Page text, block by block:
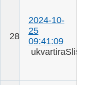
28
2024-10-
25
09:41:09
ukvartiraSlisp